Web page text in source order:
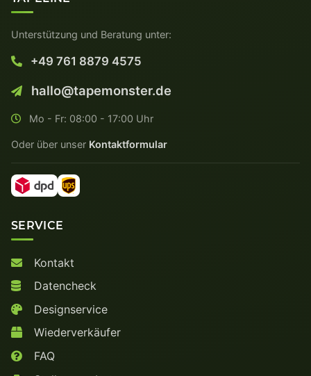
Unterstützung und Beratung unter:
+49 761 8879 4575
hallo@tapemonster.de
Mo - Fr: 08:00 - 17:00 Uhr
Oder über unser Kontaktformular
SERVICE
Kontakt
Datencheck
Designservice
Wiederverkäufer
FAQ